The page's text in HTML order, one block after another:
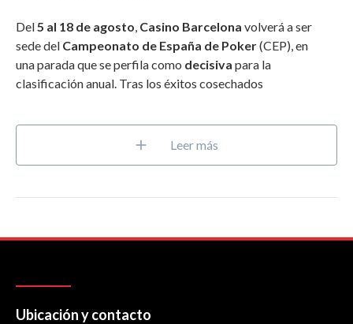
Del 5 al 18 de agosto Casino Barcelona volverá a ser
sede del Campeonato de España de Poker(CEP), en
una parada que se perfila como decisiva para la
clasificación anual. Tras los éxitos cosechados
Leer más
Ubicación y contacto